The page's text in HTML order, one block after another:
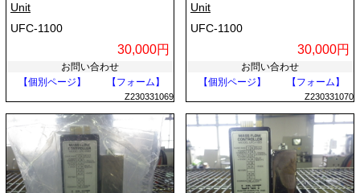
Unit
UFC-1100
30,000円
お問い合わせ
【個別ページ】
【フォーム】
Z230331069
Unit
UFC-1100
30,000円
お問い合わせ
【個別ページ】
【フォーム】
Z230331070